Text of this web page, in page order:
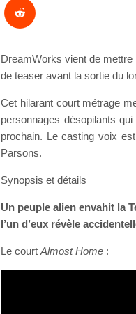
DreamWorks vient de
de teaser avant la sortie du
Cet hilarant court métrage
personnages désopilants
prochain. Le casting voix
Parsons.
Synopsis et détails
Un peuple alien envahit la
l’un d’eux révèle
Le courtAlmost Home :